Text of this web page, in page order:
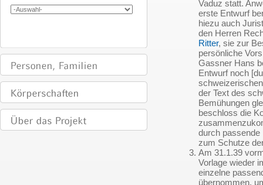
Vaduz statt.
erste Entwurf
hiezu auch
den Herren
Ritter, sie zur
persönliche
Gassner Hans
Entwurf noch
der Text des
Bemühungen
beschloss die
durch
zum Schutze
Am 31.1.39
Vorlage wieder
einzelne
übernommen,